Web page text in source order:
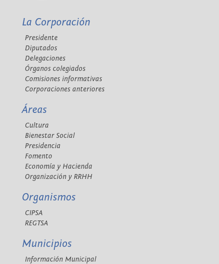
La Corporación
Presidente
Diputados
Delegaciones
Órganos colegiados
Comisiones informativas
Corporaciones anteriores
Áreas
Cultura
Bienestar Social
Presidencia
Fomento
Economía y Hacienda
Organización y RRHH
Organismos
CIPSA
REGTSA
Municipios
Información Municipal